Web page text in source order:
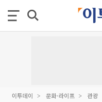
이투데이 문화·라이프 관광